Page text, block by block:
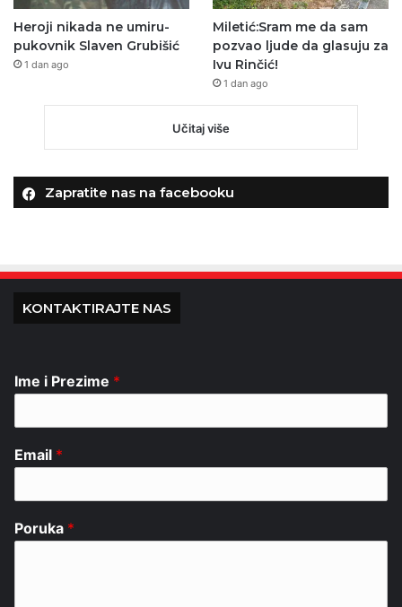
Heroji nikada ne umiru-
pukovnik Slaven Grubišić
1 dan ago
Miletić:Sram me da sam
pozvao ljude da glasuju za
Ivu Rinčić!
1 dan ago
Učitaj više
Zapratite nas na facebooku
KONTAKTIRAJTE NAS
Ime i Prezime *
Email *
Poruka *